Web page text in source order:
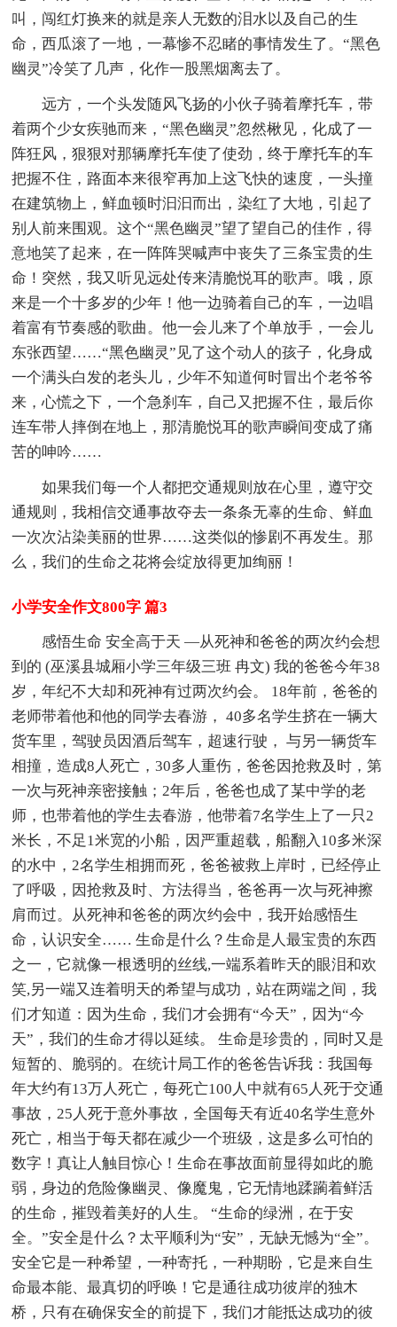
叫，闯红灯换来的就是亲人无数的泪水以及自己的生
命，西瓜滚了一地，一幕惨不忍睹的事情发生了。“黑色
幽灵”冷笑了几声，化作一股黑烟离去了。
远方，一个头发随风飞扬的小伙子骑着摩托车，带
着两个少女疾驰而来，“黑色幽灵”忽然楸见，化成了一
阵狂风，狠狠对那辆摩托车使了使劲，终于摩托车的车
把握不住，路面本来很窄再加上这飞快的速度，一头撞
在建筑物上，鲜血顿时汩汩而出，染红了大地，引起了
别人前来围观。这个“黑色幽灵”望了望自己的佳作，得
意地笑了起来，在一阵阵哭喊声中丧失了三条宝贵的生
命！突然，我又听见远处传来清脆悦耳的歌声。哦，原
来是一个十多岁的少年！他一边骑着自己的车，一边唱
着富有节奏感的歌曲。他一会儿来了个单放手，一会儿
东张西望……“黑色幽灵”见了这个动人的孩子，化身成
一个满头白发的老头儿，少年不知道何时冒出个老爷爷
来，心慌之下，一个急刹车，自己又把握不住，最后你
连车带人摔倒在地上，那清脆悦耳的歌声瞬间变成了痛
苦的呻吟……
如果我们每一个人都把交通规则放在心里，遵守交
通规则，我相信交通事故夺去一条条无辜的生命、鲜血
一次次沾染美丽的世界……这类似的惨剧不再发生。那
么，我们的生命之花将会绽放得更加绚丽！
小学安全作文800字 篇3
感悟生命 安全高于天 —从死神和爸爸的两次约会想
到的 (巫溪县城厢小学三年级三班 冉文) 我的爸爸今年38
岁，年纪不大却和死神有过两次约会。 18年前，爸爸的
老师带着他和他的同学去春游， 40多名学生挤在一辆大
货车里，驾驶员因酒后驾车，超速行驶， 与另一辆货车
相撞，造成8人死亡，30多人重伤，爸爸因抢救及时，第
一次与死神亲密接触；2年后，爸爸也成了某中学的老
师，也带着他的学生去春游，他带着7名学生上了一只2
米长，不足1米宽的小船，因严重超载，船翻入10多米深
的水中，2名学生相拥而死，爸爸被救上岸时，已经停止
了呼吸，因抢救及时、方法得当，爸爸再一次与死神擦
肩而过。从死神和爸爸的两次约会中，我开始感悟生
命，认识安全…… 生命是什么？生命是人最宝贵的东西
之一，它就像一根透明的丝线,一端系着昨天的眼泪和欢
笑,另一端又连着明天的希望与成功，站在两端之间，我
们才知道：因为生命，我们才会拥有“今天”，因为“今
天”，我们的生命才得以延续。 生命是珍贵的，同时又是
短暂的、脆弱的。在统计局工作的爸爸告诉我：我国每
年大约有13万人死亡，每死亡100人中就有65人死于交通
事故，25人死于意外事故，全国每天有近40名学生意外
死亡，相当于每天都在减少一个班级，这是多么可怕的
数字！真让人触目惊心！生命在事故面前显得如此的脆
弱，身边的危险像幽灵、像魔鬼，它无情地蹂躏着鲜活
的生命，摧毁着美好的人生。 “生命的绿洲，在于安
全。”安全是什么？太平顺利为“安”，无缺无憾为“全”。
安全它是一种希望，一种寄托，一种期盼，它是来自生
命最本能、最真切的呼唤！它是通往成功彼岸的独木
桥，只有在确保安全的前提下，我们才能抵达成功的彼